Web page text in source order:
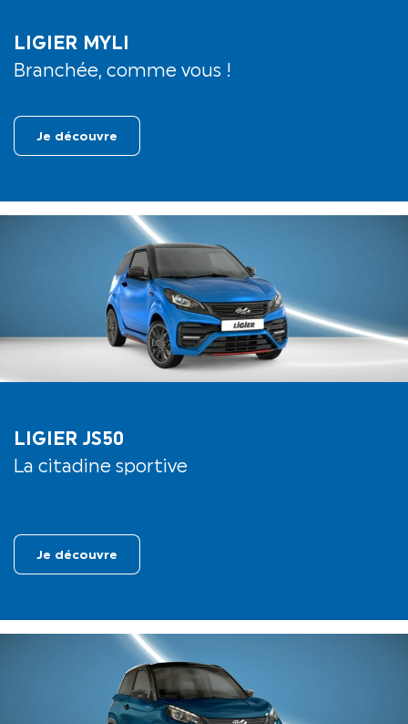
LIGIER MYLI
Branchée, comme vous !
Je découvre
LIGIER JS50
La citadine sportive
Je découvre